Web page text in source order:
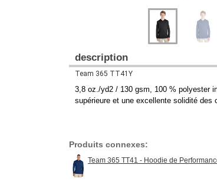
description
Team 365 TT41Y
3,8 oz./yd2 / 130 gsm, 100 % polyester
supérieure et une excellente solidité des
Produits connexes:
Team 365 TT41 - Hoodie de